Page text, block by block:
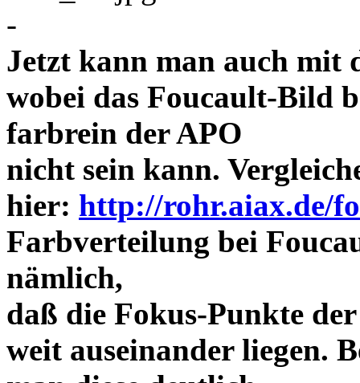
-
Jetzt kann man auch mit
wobei das Foucault-Bild
farbrein der APO
nicht sein kann.
hier: http://rohr.aiax.de/
Farbverteilung bei
nämlich,
daß die Fokus-Punkte
weit auseinander liegen.